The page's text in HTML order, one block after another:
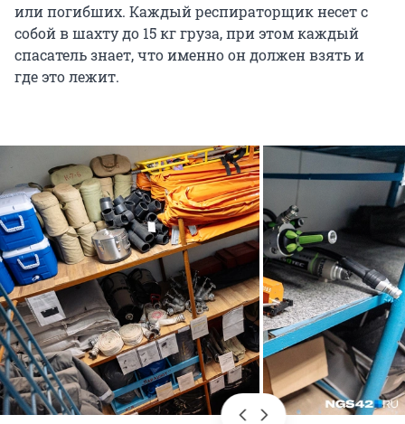
или погибших. Каждый респираторщик несет с
собой в шахту до 15 кг груза, при этом каждый
спасатель знает, что именно он должен взять и
где это лежит.